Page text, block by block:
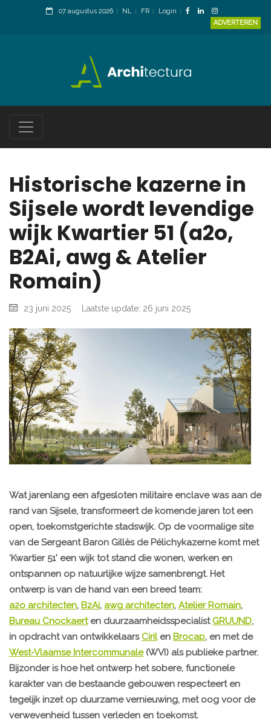
07 augustus 2026 NL FR
Login
ADVERTEREN
Historische kazerne in
Sijsele wordt levendige
wijk Kwartier 51 (a2o,
B2Ai, awg & Atelier
Romain)
23 juni 2025 Laatste update: 26 juni 2025
Wat jarenlang een afgesloten militaire enclave was aan de
rand van Sijsele, transformeert de komende jaren tot een
open, toekomstgerichte stadswijk. Op de voormalige site
van de Sergeant Baron Gillès de Pélichykazerne komt met
‘Kwartier 51’ een wijk tot stand die wonen, werken en
ontspannen op natuurlijke wijze samenbrengt. Het
ontwerp is van de hand van een breed team:
a2o architecten, B2Ai, awg architecten, Atelier Romain,
Bureau Cnockaerten duurzaamheidsspecialist GRUUND,
in opdracht van ontwikkelaars Cirilen Brocap, en met de
West-Vlaamse Intercommunale(WVI) als publieke partner.
Bijzonder is hoe het ontwerp het sobere, functionele
karakter van de bestaande gebouwen respecteert en
tegelijk inzet op duurzame vernieuwing, met oog voor de
verwevenheid tussen verleden en toekomst.